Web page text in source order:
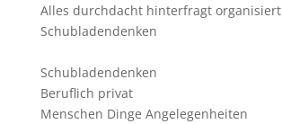
Alles durchdacht hinterfragt organisiert
Schubladendenken
Schubladendenken
Beruflich privat
Menschen Dinge Angelegenheiten